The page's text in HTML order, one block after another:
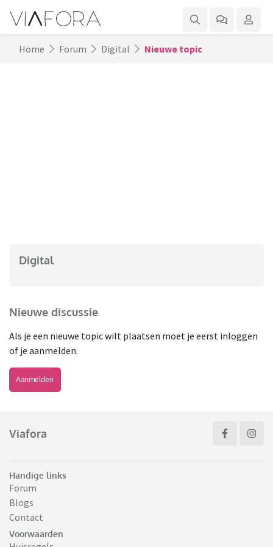
Home Forum Digital Nieuwe topic
Digital
Nieuwe discussie
Als je een nieuwe topic wilt plaatsen moet je eerst inloggen
of je aanmelden.
Aanmelden
Viafora
Handige links
Forum
Blogs
Contact
Voorwaarden